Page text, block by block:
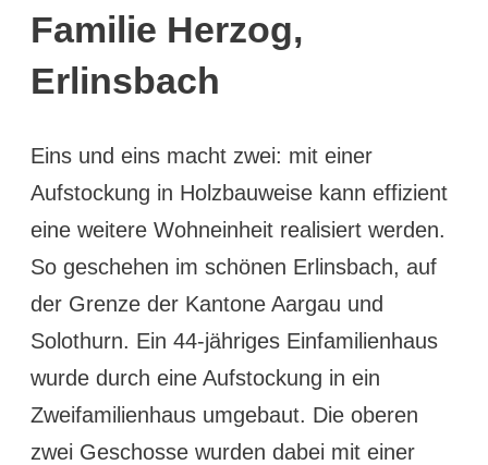
Familie Herzog,
Erlinsbach
Eins und eins macht zwei: mit einer
Aufstockung in Holzbauweise kann effizient
eine weitere Wohneinheit realisiert werden.
So geschehen im schönen Erlinsbach, auf
der Grenze der Kantone Aargau und
Solothurn. Ein 44-jähriges Einfamilienhaus
wurde durch eine Aufstockung in ein
Zweifamilienhaus umgebaut. Die oberen
zwei Geschosse wurden dabei mit einer